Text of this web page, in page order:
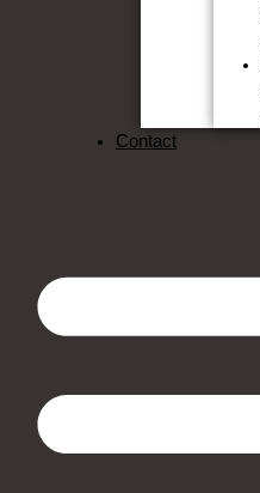
Contact